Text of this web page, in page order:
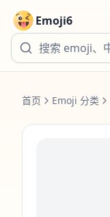
Emoji6
首页 Emoji 分类